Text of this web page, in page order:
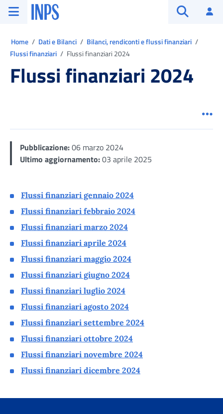
Vai al menu principale
Vai al contenuto principale
Vai al pie' di pagina
INPS ()
Home Dati e Bilanci
Bilanci, rendiconti e flussi finanziari
Flussi finanziari
Flussi finanziari 2024
Flussi finanziari 2024
Pubblicazione:06 marzo 2024
Ultimo aggiornamento:03 aprile 2025
Flussi finanziari gennaio 2024
Flussi finanziari febbraio 2024
Flussi finanziari marzo 2024
Flussi finanziari aprile 2024
Flussi finanziari maggio 2024
Flussi finanziari giugno 2024
Flussi finanziari luglio 2024
Flussi finanziari agosto 2024
Flussi finanziari settembre 2024
Flussi finanziari ottobre 2024
Flussi finanziari novembre 2024
Flussi finanziari dicembre 2024